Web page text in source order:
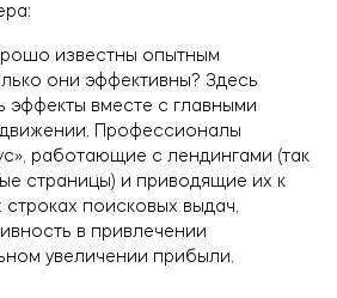
известны опытным
они эффективны? Здесь
эффекты вместе с главными
Профессионалы
работающие с лендингами (так
страницы) и приводящие их к
поисковых выдач,
в привлечении
увеличении прибыли.